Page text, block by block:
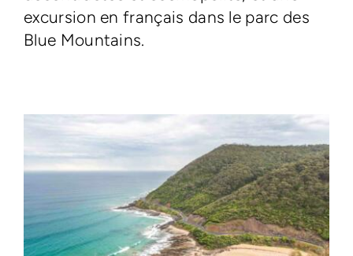
excursion en français dans le parc des
Blue Mountains.